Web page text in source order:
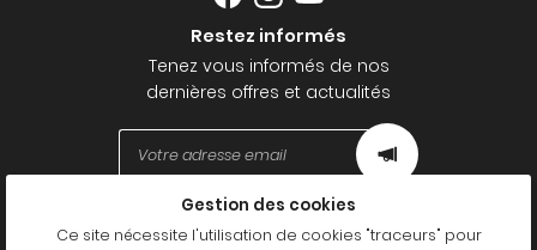
Restez informés
Tenez vous informés de nos
dernières offres et actualités
Mentions Légales
Gestion des cookies
Ce site nécessite l'utilisation de cookies "traceurs" pour